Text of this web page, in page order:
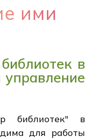
ими
в
библиотек" в
для работы